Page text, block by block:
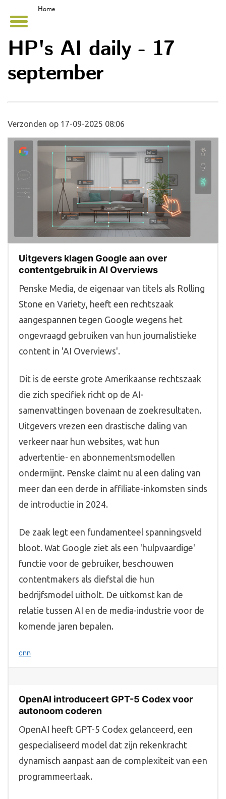
Home
HP's AI daily - 17
september
Verzonden op 17-09-2025 08:06
Uitgevers klagen Google aan over
contentgebruik in AI Overviews
Penske Media, de eigenaar van titels als Rolling
Stone en Variety, heeft een rechtszaak
aangespannen tegen Google wegens het
ongevraagd gebruiken van hun journalistieke
content in 'AI Overviews'.
Dit is de eerste grote Amerikaanse rechtszaak
die zich specifiek richt op de AI-
samenvattingen bovenaan de zoekresultaten.
Uitgevers vrezen een drastische daling van
verkeer naar hun websites, wat hun
advertentie- en abonnementsmodellen
ondermijnt. Penske claimt nu al een daling van
meer dan een derde in affiliate-inkomsten sinds
de introductie in 2024.
De zaak legt een fundamenteel spanningsveld
bloot. Wat Google ziet als een 'hulpvaardige'
functie voor de gebruiker, beschouwen
contentmakers als diefstal die hun
bedrijfsmodel uitholt. De uitkomst kan de
relatie tussen AI en de media-industrie voor de
komende jaren bepalen.
cnn
OpenAI introduceert GPT-5 Codex voor
autonoom coderen
OpenAI heeft GPT-5 Codex gelanceerd, een
gespecialiseerd model dat zijn rekenkracht
dynamisch aanpast aan de complexiteit van een
programmeertaak.